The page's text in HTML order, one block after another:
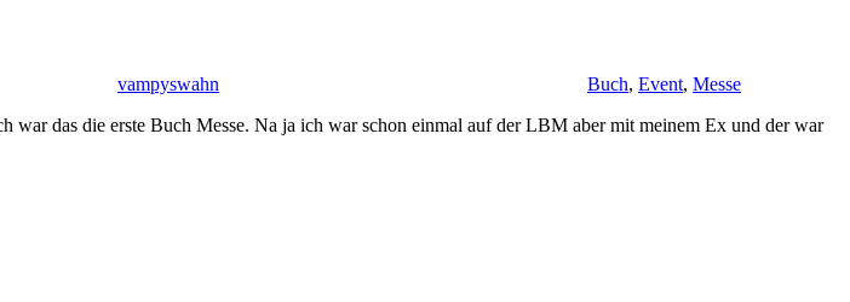
vampyswahn Buch, Event, Messe
das die erste Buch Messe. Na ja ich war schon einmal auf der LBM aber mit meinem Ex und der war